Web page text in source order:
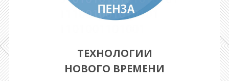
ТЕХНОЛОГИИ
НОВОГО ВРЕМЕНИ